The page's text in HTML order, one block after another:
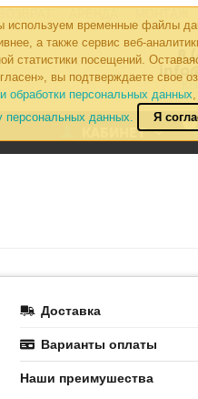
используем временные файлы
а также сервис веб-
статистики посещений.
вы подтверждаете свое
обработки персональных данных
персональных данных.
Я
8
0
КАБИНЕТ
Доставка
Варианты оплаты
Наши преимушества